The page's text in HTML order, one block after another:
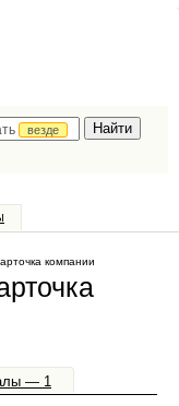
везде
компании
— 1